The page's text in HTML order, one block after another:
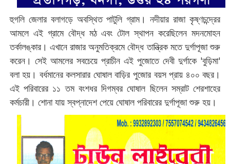
হুগলি জেলার বলাগড়ে অবস্থিত পাটুলি গ্রাম। নদীয়ার রাজা কৃষ্ণচন্দ্রের
আমলে এই গ্রামে বৌদ্ধ মঠ এবং টোল স্থাপন করেছিলেন মদনমোহন
তর্কালঙ্কার। এখানে রাজার অনুমতিক্রমে বৌদ্ধ তান্ত্রিক মতে দুর্গাপূজা শুরু
করেন। সেই আমলের সবচেয়ে প্রাচীন এই পুজোতে দেবী দুর্গাকে 'বুড়িমা'
বলা হয়। বর্ধমানের কলসারার ঘোষাল বাড়ির পুজোর বয়স প্রায় ৪০০ বছর।
এই পরিবারের ১১ তম বংশধর দিগম্বর ঘোষাল ছিলেন সম্রাট শেরশাহের
কর্মচারী। শোনা যায় স্বপ্নাদেশ পেয়ে ঘোষাল পরিবারের দুর্গাপূজা শুরু হয়।